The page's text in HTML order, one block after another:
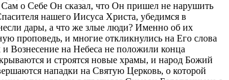
Сам о Себе Он сказал, что Он пришел не нарушить
нашего Иисуса Христа, убедимся в
дары, а что же злые люди? Именно об их
проповедь, и многие откликнулись на Его слова
Вознесение на Небеса не положили конца
и строятся новые храмы, и народ Божий
нападки на Святую Церковь, о которой